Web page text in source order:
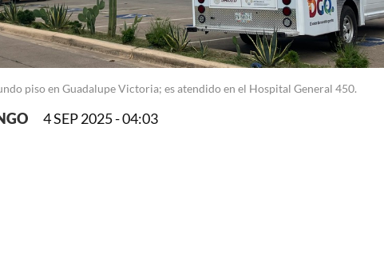
piso en Guadalupe Victoria; es atendido en el Hospital General 450.
4 SEP 2025 - 04:03